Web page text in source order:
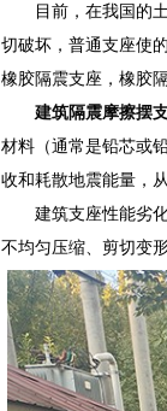
目前，在我国的
切破坏，普通支座使
橡胶隔震支座，橡胶
建筑隔震摩擦摆
材料（通常是铅芯或
收和耗散地震能量，
建筑支座性能劣
不均匀压缩、剪切变